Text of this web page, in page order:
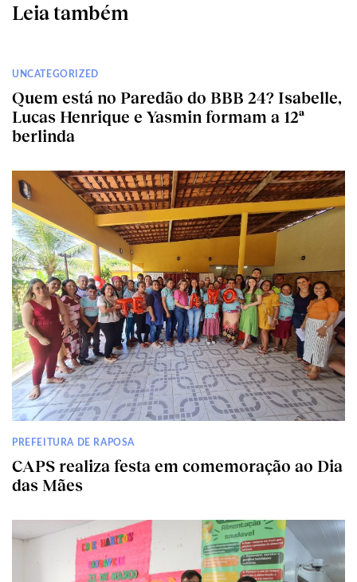
Leia também
UNCATEGORIZED
Quem está no Paredão do BBB 24? Isabelle,
Lucas Henrique e Yasmin formam a 12ª
berlinda
PREFEITURA DE RAPOSA
CAPS realiza festa em comemoração ao Dia
das Mães